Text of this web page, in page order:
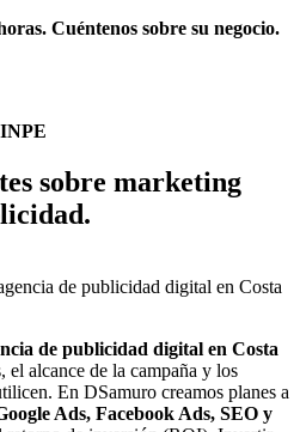
Cuéntenos sobre su negocio.
sobre marketing
de publicidad digital en Costa
de publicidad digital en Costa
el alcance de la campaña y los
En DSamuro creamos planes a
Ads, Facebook Ads, SEO y